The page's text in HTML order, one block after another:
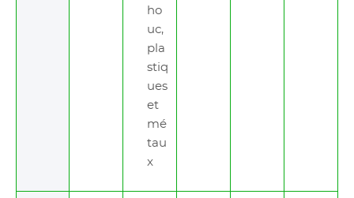
ho
uc,
pla
stiq
ues
et
mé
tau
x